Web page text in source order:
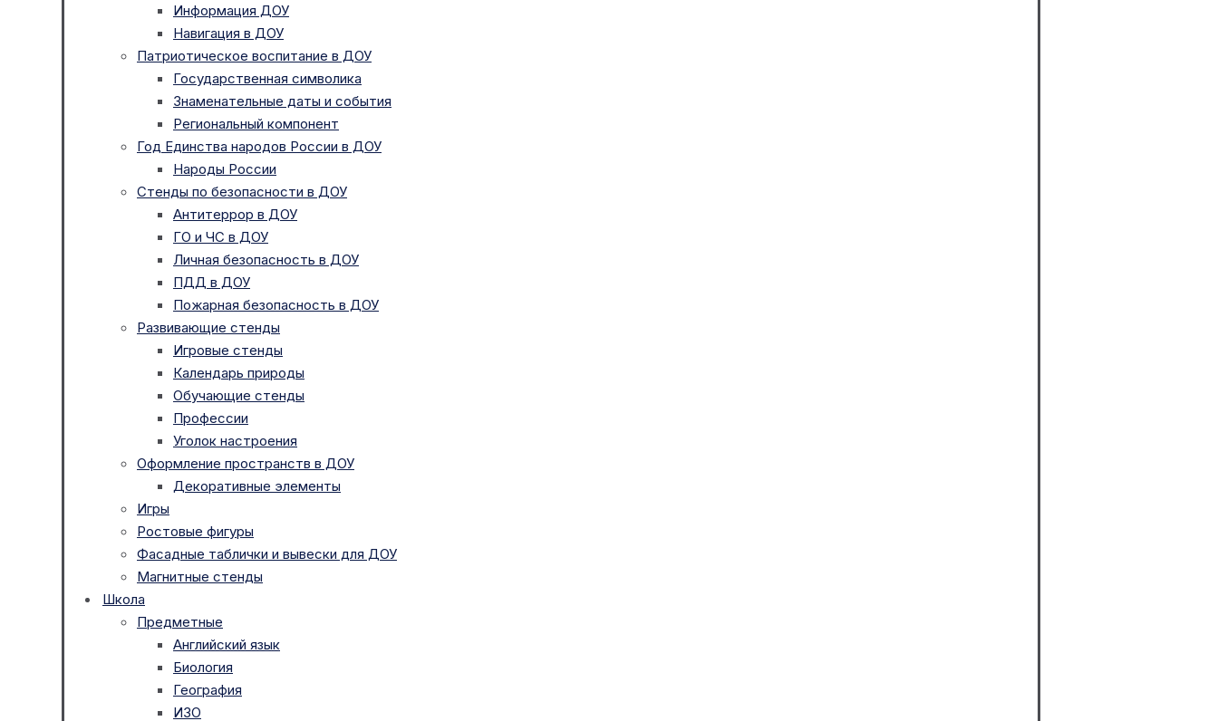
Информация ДОУ
Навигация в ДОУ
Патриотическое воспитание в ДОУ
Государственная символика
Знаменательные даты и события
Региональный компонент
Год Единства народов России в ДОУ
Народы России
Стенды по безопасности в ДОУ
Антитеррор в ДОУ
ГО и ЧС в ДОУ
Личная безопасность в ДОУ
ПДД в ДОУ
Пожарная безопасность в ДОУ
Развивающие стенды
Игровые стенды
Календарь природы
Обучающие стенды
Профессии
Уголок настроения
Оформление пространств в ДОУ
Декоративные элементы
Игры
Ростовые фигуры
Фасадные таблички и вывески для ДОУ
Магнитные стенды
Школа
Предметные
Английский язык
Биология
География
ИЗО